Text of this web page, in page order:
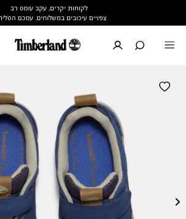
לקוחות יקרים, עקב עומס רב
צפויים עיכובים במשלוחים. עמכם